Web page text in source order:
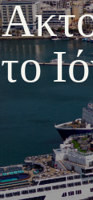
το